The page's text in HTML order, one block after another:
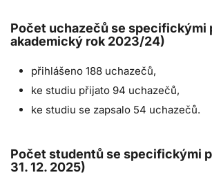
Počet uchazečů se specifickými
akademický rok 2023/24)
přihlášeno 188 uchazečů,
ke studiu přijato 94 uchazečů,
ke studiu se zapsalo 54 uchazečů.
Počet studentů se specifickými
31. 12. 2025)